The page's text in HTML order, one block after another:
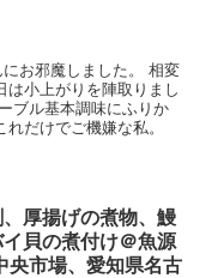
お邪魔しました。 相変
小上がりを陣取りまし
ブル基本調味にふりか
だけでご機嫌な私。
厚揚げの煮物、鰻
貝の煮付け＠魚源
央市場、愛知県名古